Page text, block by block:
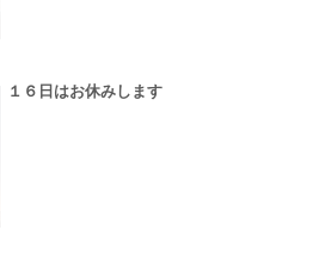
１６日はお休みします